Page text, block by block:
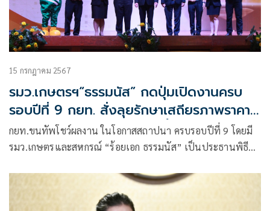
15 กรกฎาคม 2567
รมว.เกษตรฯ“ธรรมนัส” กดปุ่มเปิดงานครบ
รอบปีที่ 9 กยท. สั่งลุยรักษาเสถียรภาพราคา
พร้อมปราบพ่อค้ากดราคารับซื้อ –การลักลอบ
นำเข้ายางผิดกฎหมายอย่างเด็ดขาด
กยท.ขนทัพโชว์ผลงาน ในโอกาสสถาปนา ครบรอบปีที่ 9 โดยมี
รมว.เกษตรและสหกรณ์ “ร้อยเอก ธรรมนัส” เป็นประธานพิธี